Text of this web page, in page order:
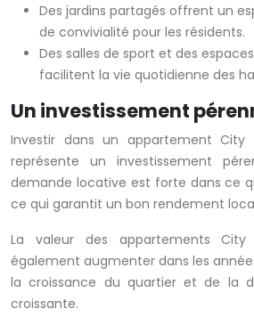
Des jardins partagés offrent un
de convivialité pour les résidents.
Des salles de sport et des
facilitent la vie quotidienne des
Un investissement
Investir dans un appartement City
représente un investissement
demande locative est forte dans ce
ce qui garantit un bon rendement
La valeur des appartements
également augmenter dans les
la croissance du quartier et de la
croissante.